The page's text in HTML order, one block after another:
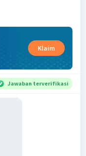
Klaim
Jawaban terverifikasi